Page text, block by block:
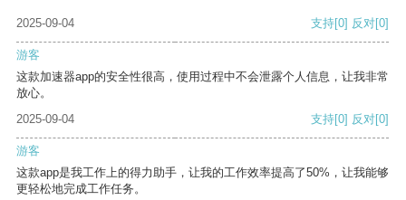
2025-09-04 支持[0] 反对[0]
游客
这款加速器app的安全性很高，使用过程中不会泄露个人信息，让我非常
放心。
2025-09-04
支持[0] 反对[0]
游客
这款app是我工作上的得力助手，让我的工作效率提高了50%，让我能够
更轻松地完成工作任务。